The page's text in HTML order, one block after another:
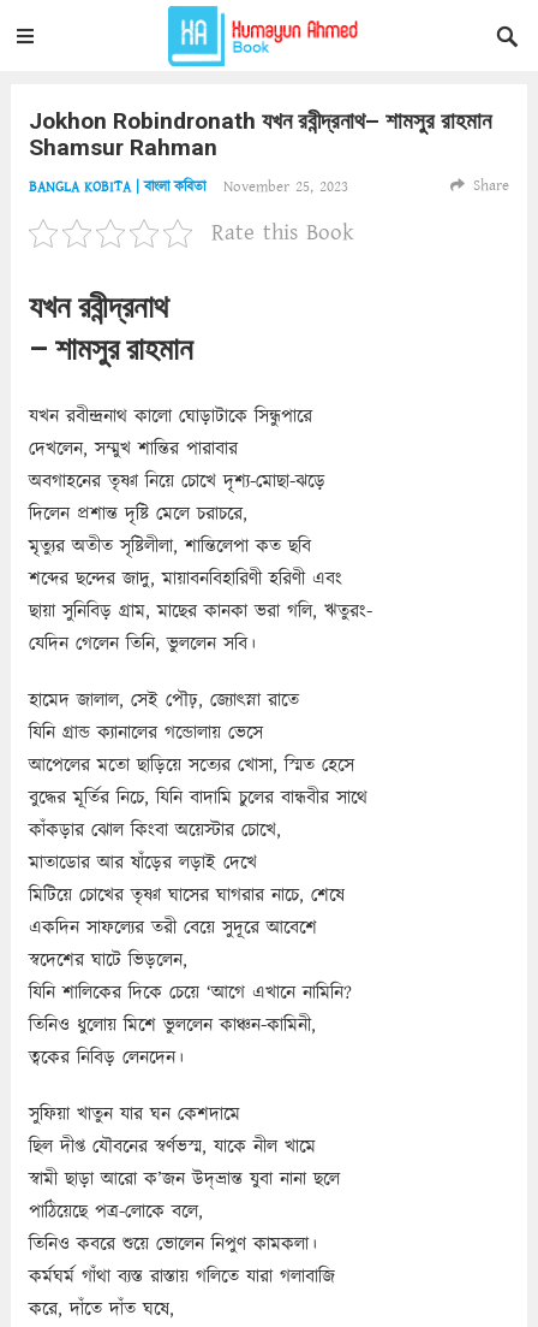
Jokhon Robindronath যখন রবীন্দ্রনাথ– শামসুর রাহমান
Shamsur Rahman
BANGLA KOBITA | বাংলা কবিতা November 25, 2023 Share
Rate this Book
যখন রবীন্দ্রনাথ
– শামসুর রাহমান
যখন রবীন্দ্রনাথ কালো ঘোড়াটাকে সিন্ধুপারে
দেখলেন, সম্মুখ শান্তির পারাবার
অবগাহনের তৃষ্ণা নিয়ে চোখে দৃশ্য-মোছা-ঝড়ে
দিলেন প্রশান্ত দৃষ্টি মেলে চরাচরে,
মৃত্যুর অতীত সৃষ্টিলীলা, শান্তিলেপা কত ছবি
শব্দের ছন্দের জাদু, মায়াবনবিহারিণী হরিণী এবং
ছায়া সুনিবিড় গ্রাম, মাছের কানকা ভরা গলি, ঋতুরং-
যেদিন গেলেন তিনি, ভুললেন সবি।
হামেদ জালাল, সেই পৌঢ়, জ্যোৎস্না রাতে
যিনি গ্রান্ড ক্যানালের গন্ডোলায় ভেসে
আপেলের মতো ছাড়িয়ে সত্যের খোসা, স্মিত হেসে
বুদ্ধের মূর্তির নিচে, যিনি বাদামি চুলের বান্ধবীর সাথে
কাঁকড়ার ঝোল কিংবা অয়েস্টার চোখে,
মাতাডোর আর ষাঁড়ের লড়াই দেখে
মিটিয়ে চোখের তৃষ্ণা ঘাসের ঘাগরার নাচে, শেষে
একদিন সাফল্যের তরী বেয়ে সুদূরে আবেশে
স্বদেশের ঘাটে ভিড়লেন,
যিনি শালিকের দিকে চেয়ে ‘আগে এখানে নামিনি?
তিনিও ধুলোয় মিশে ভুললেন কাঞ্চন-কামিনী,
ত্বকের নিবিড় লেনদেন।
সুফিয়া খাতুন যার ঘন কেশদামে
ছিল দীপ্ত যৌবনের স্বর্ণভস্ম, যাকে নীল খামে
স্বামী ছাড়া আরো ক’জন উদ্‌ভ্রান্ত যুবা নানা ছলে
পাঠিয়েছে পত্র-লোকে বলে,
তিনিও কবরে শুয়ে ভোলেন নিপুণ কামকলা।
কর্মঘর্ম গাঁথা ব্যস্ত রাস্তায় গলিতে যারা গলাবাজি
করে, দাঁতে দাঁত ঘষে,